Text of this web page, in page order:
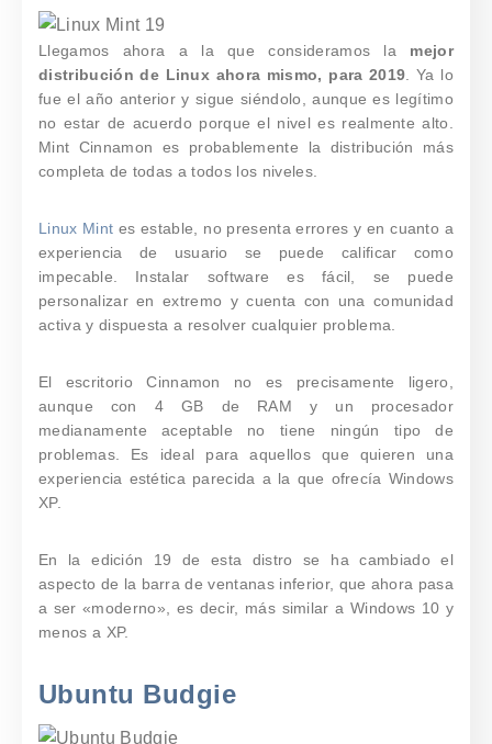
Llegamos ahora a la que consideramos la mejor
distribución de Linux ahora mismo, para 2019 . Ya lo
fue el año anterior y sigue siéndolo, aunque es legítimo
no estar de acuerdo porque el nivel es realmente alto.
Mint Cinnamon es probablemente la distribución más
completa de todas a todos los niveles.
Linux Mint es estable, no presenta errores y en cuanto a
experiencia de usuario se puede calificar como
impecable. Instalar software es fácil, se puede
personalizar en extremo y cuenta con una comunidad
activa y dispuesta a resolver cualquier problema.
El escritorio Cinnamon no es precisamente ligero,
aunque con 4 GB de RAM y un procesador
medianamente aceptable no tiene ningún tipo de
problemas. Es ideal para aquellos que quieren una
experiencia estética parecida a la que ofrecía Windows
XP.
En la edición 19 de esta distro se ha cambiado el
aspecto de la barra de ventanas inferior, que ahora pasa
a ser «moderno», es decir, más similar a Windows 10 y
menos a XP.
Ubuntu Budgie